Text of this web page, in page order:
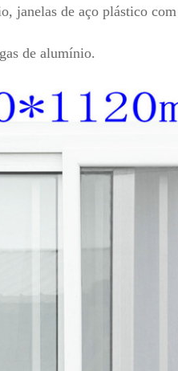
janelas de aço plástico
de alumínio.